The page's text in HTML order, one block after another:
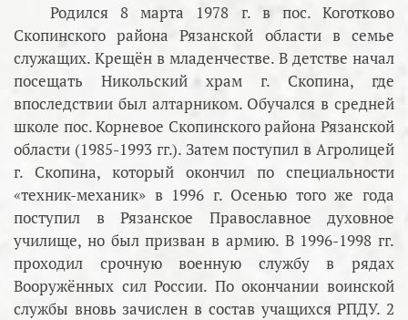
Родился 8 марта 1978 г. в пос. Коготково
Скопинского района Рязанской области в семье
служащих. Крещён в младенчестве. В детстве начал
посещать Никольский храм г. Скопина, где
впоследствии был алтарником. Обучался в средней
школе пос. Корневое Скопинского района Рязанской
области (1985-1993 гг.). Затем поступил в Агролицей
г. Скопина, который окончил по специальности
«техник-механик» в 1996 г. Осенью того же года
поступил в Рязанское Православное духовное
училище, но был призван в армию. В 1996-1998 гг.
проходил срочную военную службу в рядах
Вооружённых сил России. По окончании воинской
службы вновь зачислен в состав учащихся РПДУ. 2